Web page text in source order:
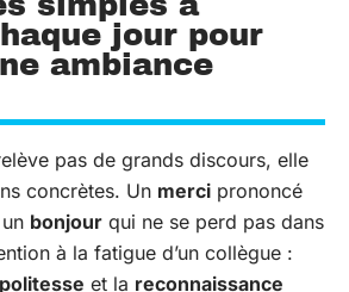
jour pour
ambiance
pas de grands discours, elle
concrètes. Un merci prononcé
bonjour qui ne se perd pas dans
à la fatigue d’un collègue :
politesse et la reconnaissance